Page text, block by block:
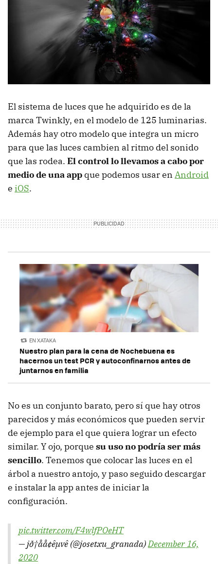
El sistema de luces que he adquirido es de la
marca Twinkly, en el modelo de 125 luminarias.
Además hay otro modelo que integra un micro
para que las luces cambien al ritmo del sonido
que las rodea. El control lo llevamos a cabo por
medio de una app que podemos usar en Android
e iOS.
EN XATAKA
Nuestro plan para la cena de Nochebuena es
hacernos un test PCR y autoconfinarnos antes de
juntarnos en familia
No es un conjunto barato, pero sí que hay otros
parecidos y más económicos que pueden servir
de ejemplo para el que quiera lograr un efecto
similar. Y ojo, porque su uso no podría ser más
sencillo. Tenemos que colocar las luces en el
árbol a nuestro antojo, y paso seguido descargar
e instalar la app antes de iniciar la
configuración.
pic.twitter.com/F4wlfPOeHT
— jð†åå¢êµvê (@josetxu_granada)December 16,
2020